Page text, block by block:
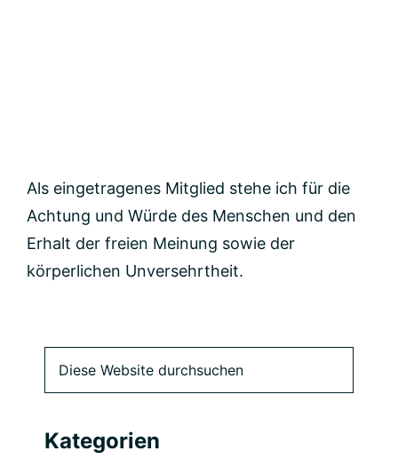
Als eingetragenes Mitglied stehe ich für die
Achtung und Würde des Menschen und den
Erhalt der freien Meinung sowie der
körperlichen Unversehrtheit.
Primäre
Seitenleiste
Website
Kategorien